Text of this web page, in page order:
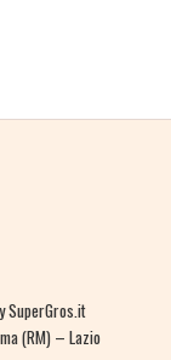
SuperGros.it
(RM) – Lazio